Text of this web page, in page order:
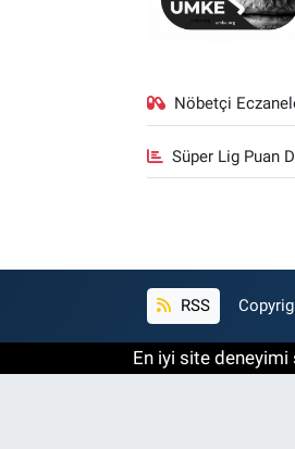
Nöbetçi
Süper Lig Puan
RSS
En iyi site deneyimi